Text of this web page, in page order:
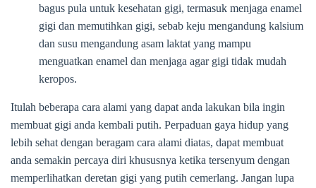
bagus pula untuk kesehatan gigi, termasuk menjaga enamel
gigi dan memutihkan gigi, sebab keju mengandung kalsium
dan susu mengandung asam laktat yang mampu
menguatkan enamel dan menjaga agar gigi tidak mudah
keropos.
Itulah beberapa cara alami yang dapat anda lakukan bila ingin
membuat gigi anda kembali putih. Perpaduan gaya hidup yang
lebih sehat dengan beragam cara alami diatas, dapat membuat
anda semakin percaya diri khususnya ketika tersenyum dengan
memperlihatkan deretan gigi yang putih cemerlang. Jangan lupa